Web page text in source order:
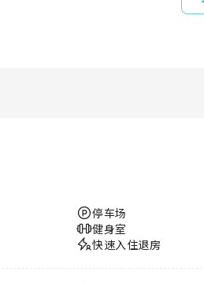
停车场
健身室
快速入住退房